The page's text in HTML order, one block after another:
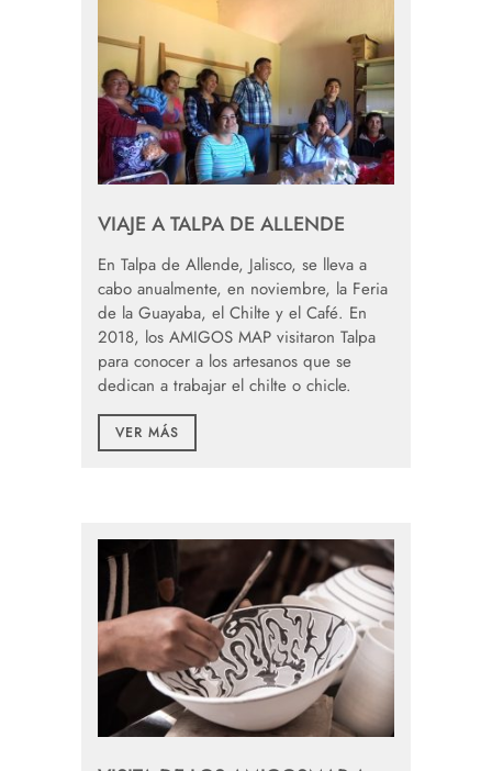
VIAJE A TALPA DE ALLENDE
En Talpa de Allende, Jalisco, se lleva a
cabo anualmente, en noviembre, la Feria
de la Guayaba, el Chilte y el Café. En
2018, los AMIGOS MAP visitaron Talpa
para conocer a los artesanos que se
dedican a trabajar el chilte o chicle.
VER MÁS